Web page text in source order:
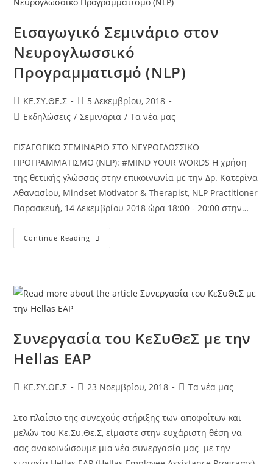
Εισαγωγικό Σεμινάριο στον
Νευρογλωσσικό
Προγραμματισμό (NLP)
KE.ΣΥ.ΘΕ.Σ
5 Δεκεμβρίου, 2018
Εκδηλώσεις / Σεμινάρια / Τα νέα μας
ΕΙΣΑΓΩΓΙΚΟ ΣΕΜΙΝΑΡΙΟ ΣΤΟ ΝΕΥΡΟΓΛΩΣΣΙΚΟ
ΠΡΟΓΡΑΜΜΑΤΙΣΜΟ (NLP): #MIND YOUR WORDS Η χρήση
της θετικής γλώσσας στην επικοινωνία με την Δρ. Κατερίνα
Αθανασίου, Mindset Motivator & Therapist, NLP Practitioner
Παρασκευή, 14 Δεκεμβρίου 2018 ώρα 18:00 - 20:00 στην…
Continue Reading
Συνεργασία του ΚεΣυΘεΣ με την
Hellas EAP
KE.ΣΥ.ΘΕ.Σ 23 Νοεμβρίου, 2018 Τα νέα μας
Στο πλαίσιο της συνεχούς στήριξης των αποφοίτων και
μελών του Κε.Συ.Θε.Σ, είμαστε στην ευχάριστη θέση να
σας ανακοινώσουμε μια νέα συνεργασία μας με την